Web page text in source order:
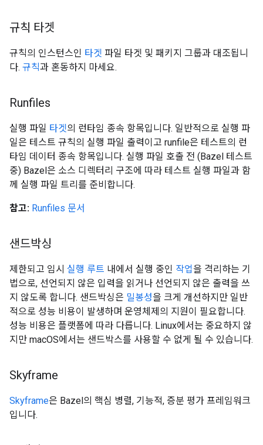
규칙 타겟
규칙의 인스턴스인 타겟 파일 타겟 및 패키지 그룹과 대조됩니
다. 규칙과 혼동하지 마세요.
Runfiles
실행 파일 타겟의 런타임 종속 항목입니다. 일반적으로 실행 파
일은 테스트 규칙의 실행 파일 출력이고 runfile은 테스트의 런
타임 데이터 종속 항목입니다. 실행 파일 호출 전 (Bazel 테스트
중) Bazel은 소스 디렉터리 구조에 따라 테스트 실행 파일과 함
께 실행 파일 트리를 준비합니다.
참고: Runfiles 문서
샌드박싱
제한되고 임시 실행 루트 내에서 실행 중인 작업을 격리하는 기
법으로, 선언되지 않은 입력을 읽거나 선언되지 않은 출력을 쓰
지 않도록 합니다. 샌드박싱은 밀봉성을 크게 개선하지만 일반
적으로 성능 비용이 발생하며 운영체제의 지원이 필요합니다.
성능 비용은 플랫폼에 따라 다릅니다. Linux에서는 중요하지 않
지만 macOS에서는 샌드박스를 사용할 수 없게 될 수 있습니다.
Skyframe
Skyframe은 Bazel의 핵심 병렬, 기능적, 증분 평가 프레임워크
입니다.